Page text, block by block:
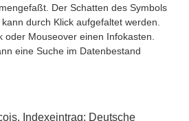
Der Schatten des Symbols
durch Klick aufgefaltet werden.
oder Mouseover einen Infokasten.
eine Suche im Datenbestand
Indexeintrag: Deutsche